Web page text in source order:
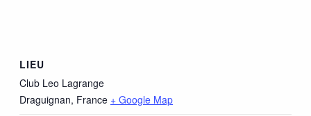
LIEU
Club Leo Lagrange
Draguignan, France + Google Map